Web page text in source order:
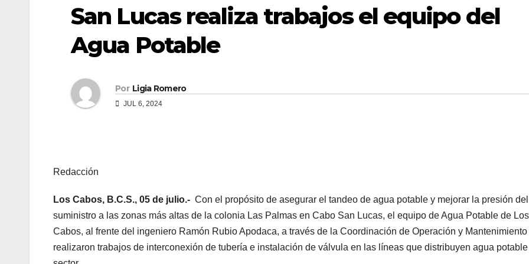
San Lucas realiza trabajos el equipo del
Agua Potable
Por Ligia Romero
JUL 6, 2024
Redacción
Los Cabos, B.C.S., 05 de julio.- Con el propósito de asegurar el tandeo de agua potable y mejorar la presión del
suministro a las zonas más altas de la colonia Las Palmas en Cabo San Lucas, el equipo de Agua Potable de Los
Cabos, al frente del ingeniero Ramón Rubio Apodaca, a través de la Coordinación de Operación y Mantenimiento
realizaron trabajos de interconexión de tubería e instalación de válvula en las líneas que distribuyen agua